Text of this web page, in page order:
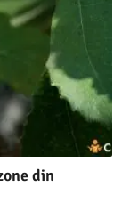
din